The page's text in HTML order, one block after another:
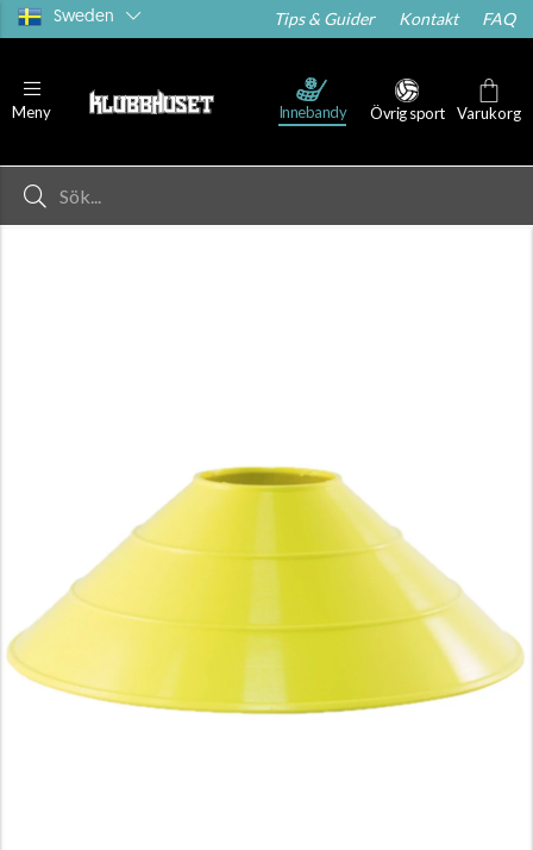
Sweden Tips & Guider Kontakt FAQ
Meny Innebandy Övrig sport Varukorg